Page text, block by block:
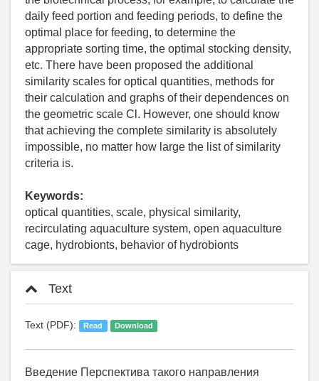
daily feed portion and feeding periods, to define the
optimal place for feeding, to determine the
appropriate sorting time, the optimal stocking density,
etc. There have been proposed the additional
similarity scales for optical quantities, methods for
their calculation and graphs of their dependences on
the geometric scale Cl. However, one should know
that achieving the complete similarity is absolutely
impossible, no matter how large the list of similarity
criteria is.
Keywords:
optical quantities, scale, physical similarity,
recirculating aquaculture system, open aquaculture
cage, hydrobionts, behavior of hydrobionts
Text
Text (PDF): Read Download
Введение Перспектива такого направления